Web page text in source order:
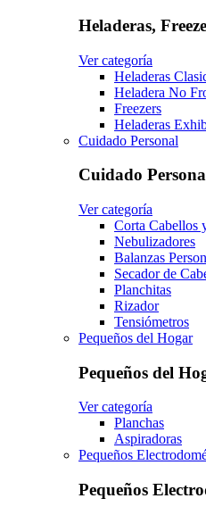
Heladeras,
Ver categoría
Heladeras
Heladera No
Freezers
Heladeras
Cuidado Personal
Cuidado
Ver categoría
Corta Cabellos
Nebulizadores
Balanzas
Secador de
Planchitas
Rizador
Tensiómetros
Pequeños del Hogar
Pequeños del
Ver categoría
Planchas
Aspiradoras
Pequeños
Pequeños